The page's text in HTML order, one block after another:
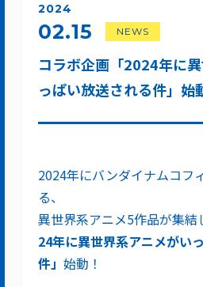
コラボ企画「2024年に
っぱい放送される件」始
NEWS
2024
02.15
2024年にバンダイナムコフ
る、
異世界系アニメ5作品が集結
24年に異世界系アニメがい
件」 始動！